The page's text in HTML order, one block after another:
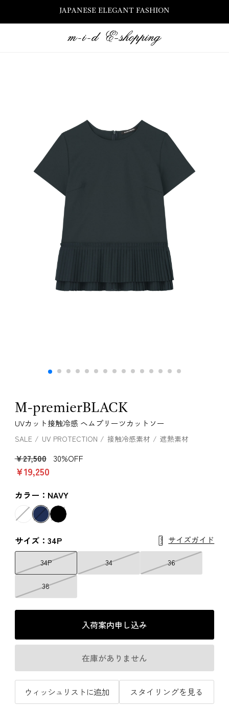
JAPANESE ELEGANT FASHION
M-premierBLACK
UVカット接触冷感 ヘムプリーツカットソー
SALE UV PROTECTION 接触冷感素材 遮熱素材
￥27,500 30%OFF
￥19,250
カラー：NAVY
サイズ：34P サイズガイド
34P 34 36
38
入荷案内申し込み
在庫がありません
ウィッシュリストに追加 スタイリングを見る